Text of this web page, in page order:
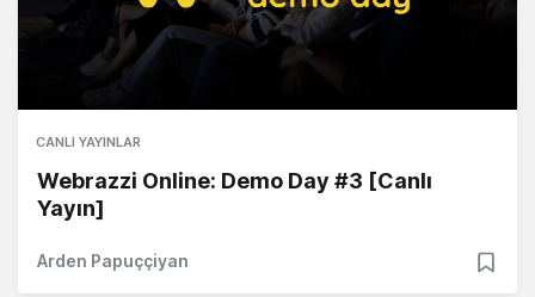
CANLI YAYINLAR
Webrazzi Online: Demo Day #3 [Canlı
Yayın]
Arden Papuççiyan